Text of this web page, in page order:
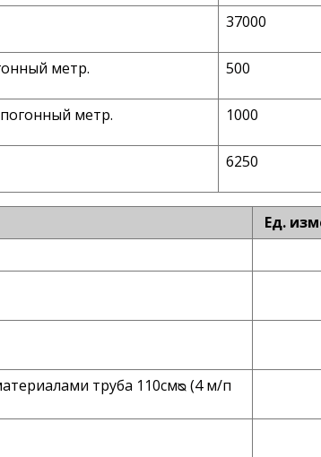
37000
метр. 500
метр. 1000
6250
Ед.
труба 110смᴓ (4 м/п